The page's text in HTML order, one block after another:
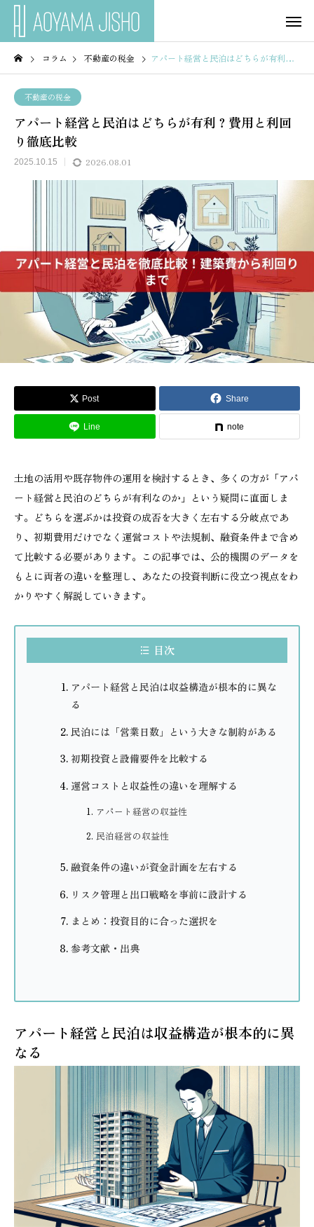
コラム 不動産の税金 アパート経営と民泊はどちらが有利？費用と利回り徹底比較
不動産の税金
アパート経営と民泊はどちらが有利？費用と利回
り徹底比較
2025.10.15 2026.08.01
Post Share
Line note
土地の活用や既存物件の運用を検討するとき、多くの方が「アパ
ート経営と民泊のどちらが有利なのか」という疑問に直面しま
す。どちらを選ぶかは投資の成否を大きく左右する分岐点であ
り、初期費用だけでなく運営コストや法規制、融資条件まで含め
て比較する必要があります。この記事では、公的機関のデータを
もとに両者の違いを整理し、あなたの投資判断に役立つ視点をわ
かりやすく解説していきます。
目次
アパート経営と民泊は収益構造が根本的に異な
る
民泊には「営業日数」という大きな制約がある
初期投資と設備要件を比較する
運営コストと収益性の違いを理解する
アパート経営の収益性
民泊経営の収益性
融資条件の違いが資金計画を左右する
リスク管理と出口戦略を事前に設計する
まとめ：投資目的に合った選択を
参考文献・出典
アパート経営と民泊は収益構造が根本的に異
なる